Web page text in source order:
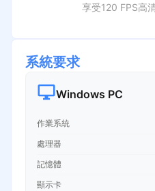
享受120 FPS高
系統要求
Windows PC
作業系統
處理器
記憶體
顯示卡